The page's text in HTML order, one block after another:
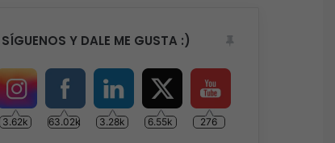
SÍGUENOS Y DALE ME GUSTA :)
3.62k 63.02k 3.28k 6.55k 276